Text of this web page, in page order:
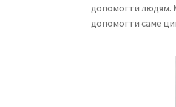
допомогти людям.
допомогти саме